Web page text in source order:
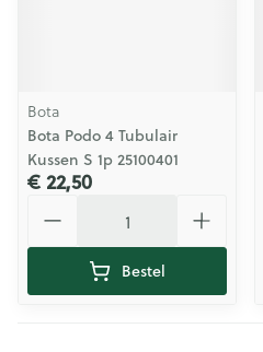
Bota
Bota Podo 4 Tubulair
Kussen S 1p 25100401
€ 22,50
Bestel